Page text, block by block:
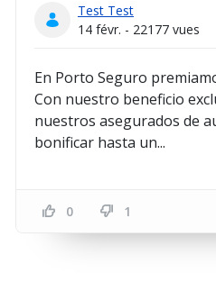
Test Test
14 févr. - 22177 vues
En Porto Seguro
Con nuestro beneficio
nuestros asegurados de
bonificar hasta un...
0 1